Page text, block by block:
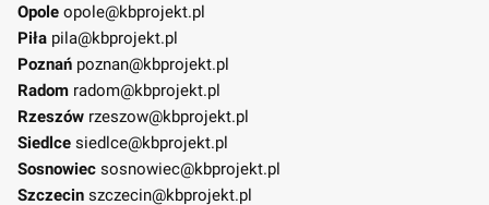
Opole opole@kbprojekt.pl
Piła pila@kbprojekt.pl
Poznań poznan@kbprojekt.pl
Radom radom@kbprojekt.pl
Rzeszów rzeszow@kbprojekt.pl
Siedlce siedlce@kbprojekt.pl
Sosnowiec sosnowiec@kbprojekt.pl
Szczecin szczecin@kbprojekt.pl